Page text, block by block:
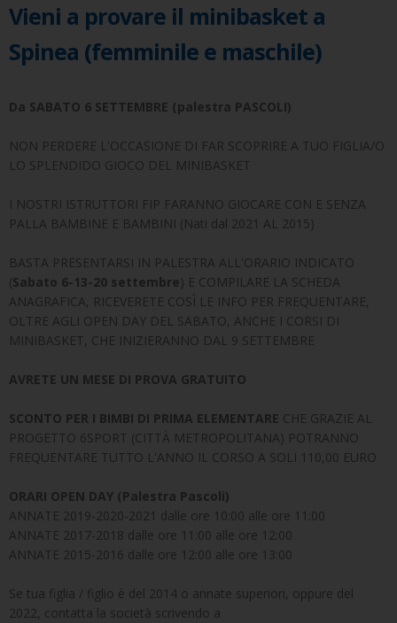
Vieni a provare il minibasket a
Spinea (femminile e maschile)
Da SABATO 6 SETTEMBRE (palestra PASCOLI)
NON PERDERE L'OCCASIONE DI FAR SCOPRIRE A TUO FIGLIA/O
LO SPLENDIDO GIOCO DEL MINIBASKET
I NOSTRI ISTRUTTORI FIP FARANNO GIOCARE CON E SENZA
PALLA BAMBINE E BAMBINI (Nati dal 2021 AL 2015)
BASTA PRESENTARSI IN PALESTRA ALL'ORARIO INDICATO
(Sabato 6-13-20 settembre) E COMPILARE LA SCHEDA
ANAGRAFICA, RICEVERETE COSÌ LE INFO PER FREQUENTARE,
OLTRE AGLI OPEN DAY DEL SABATO, ANCHE I CORSI DI
MINIBASKET, CHE INIZIERANNO DAL 9 SETTEMBRE
AVRETE UN MESE DI PROVA GRATUITO
SCONTO PER I BIMBI DI PRIMA ELEMENTARE CHE GRAZIE AL
PROGETTO 6SPORT (CITTÀ METROPOLITANA) POTRANNO
FREQUENTARE TUTTO L'ANNO IL CORSO A SOLI 110,00 EURO
ORARI OPEN DAY (Palestra Pascoli)
ANNATE 2019-2020-2021 dalle ore 10:00 alle ore 11:00
ANNATE 2017-2018 dalle ore 11:00 alle ore 12:00
ANNATE 2015-2016 dalle ore 12:00 alle ore 13:00
Se tua figlia / figlio è del 2014 o annate superiori, oppure del
2022, contatta la società scrivendo a